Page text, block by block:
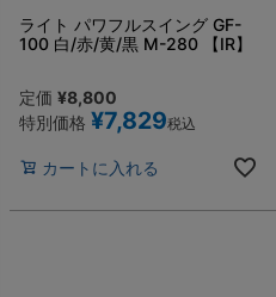
ライト パワフルスイング GF-
100 白/赤/黄/黒 M-280 【IR】
定価 ¥8,800
特別価格 ¥7,829税込
カートに入れる